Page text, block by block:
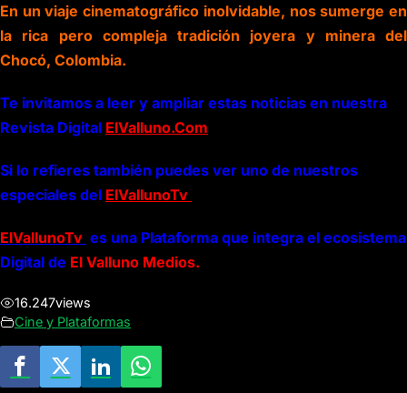
En un viaje cinematográfico inolvidable, nos sumerge en
la rica pero compleja tradición joyera y minera del
Chocó, Colombia.
Te invitamos a leer y ampliar estas noticias en nuestra
Revista Digital ElValluno.Com
Si lo refieres también puedes ver uno de nuestros
especiales del ElVallunoTv
ElVallunoTv es una Plataforma que integra el ecosistema
Digital de El Valluno Medios.
16.247views
Cine y Plataformas